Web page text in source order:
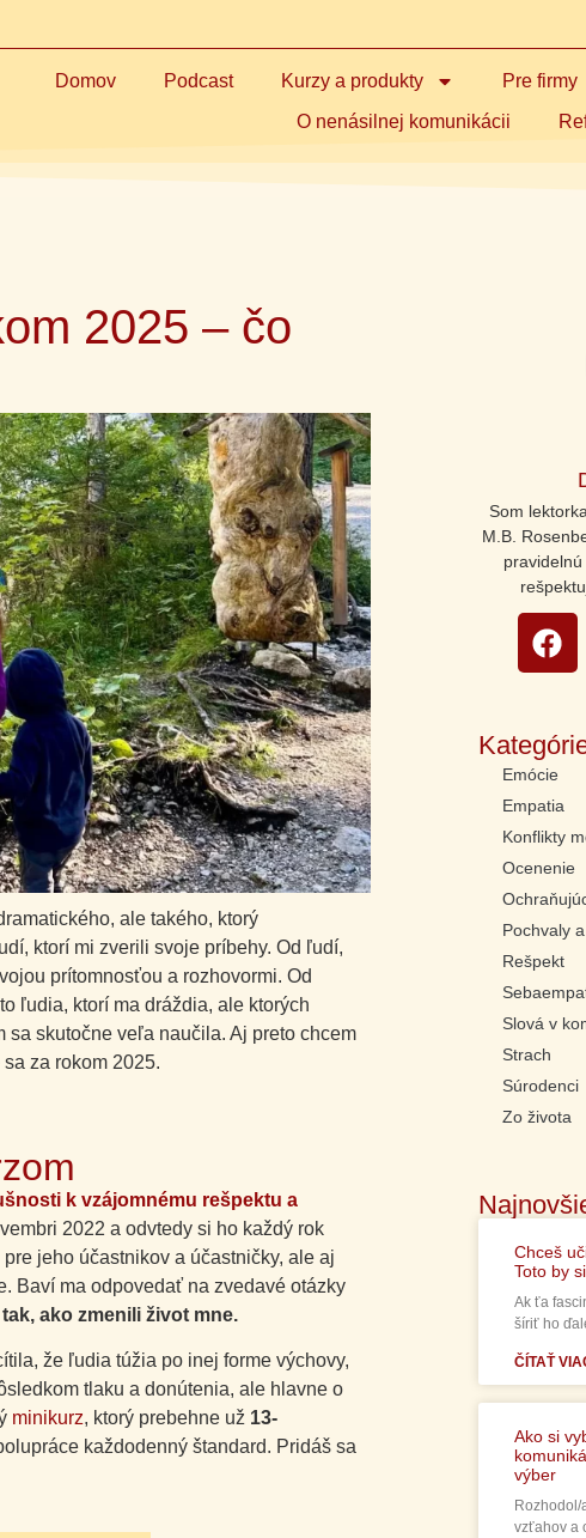
Domov Podcast Kurzy a produkty Pre firmy
O nenásilnej komunikácii
2025 – čo
ale takého, ktorý
ktorí mi zverili svoje príbehy. Od ľudí,
prítomnosťou a rozhovormi. Od
ľudia, ktorí ma dráždia, ale ktorých
sa skutočne veľa naučila. Aj preto chcem
za rokom 2025.
k vzájomnému rešpektu a
2022 a odvtedy si ho každý rok
jeho účastnikov a účastničky, ale aj
Baví ma odpovedať na zvedavé otázky
ako zmenili život mne.
že ľudia túžia po inej forme výchovy,
tlaku a donútenia, ale hlavne o
minikurz, ktorý prebehne už 13-
každodenný štandard. Pridáš sa
Som
M.B.
Emócie
Empatia
Konflikty
Ocenenie
Pochvaly
Rešpekt
Slová v
Strach
Súrodenci
Zo života
Chceš
Toto by
Ak ťa
šíriť ho
ČÍTAŤ
Ako si
výber
vzťahov a